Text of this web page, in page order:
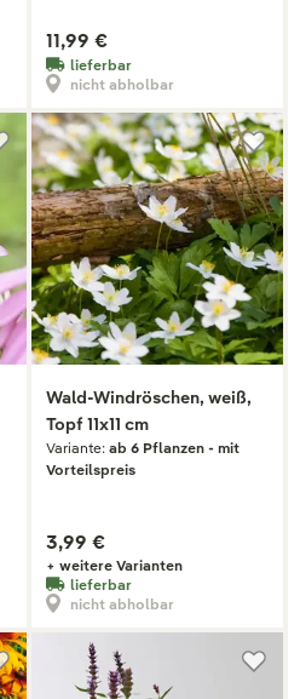
11,99 €
lieferbar
nicht abholbar
Wald-Windröschen, weiß,
Topf 11x11 cm
Variante: ab 6 Pflanzen - mit
Vorteilspreis
3,99 €
+ weitere Varianten
lieferbar
nicht abholbar